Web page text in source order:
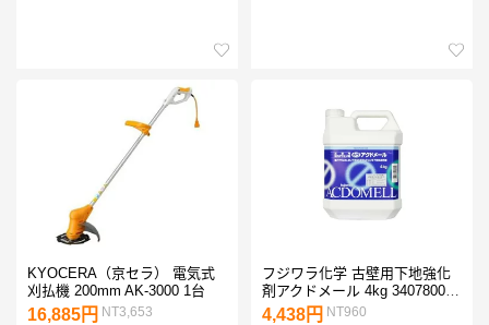
KYOCERA（京セラ） 電気式
刈払機 200mm AK-3000 1台
16,885円 NT3,653
フジワラ化学 古壁用下地強化
剤アクドメール 4kg 3407800 1
個
4,438円 NT960